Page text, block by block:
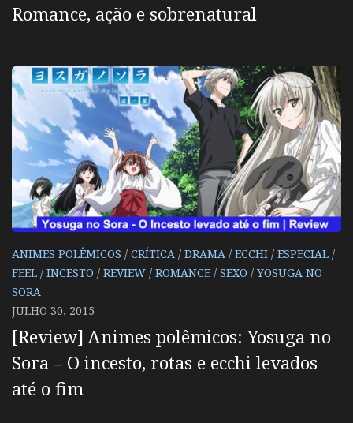
Romance, ação e sobrenatural
ANIMES POLÊMICOS / CRÍTICA / DRAMA / ECCHI / ESPECIAL /
FEEL / INCESTO / REVIEW / ROMANCE / SEXO / YOSUGA NO
SORA
JULHO 30, 2015
[Review] Animes polêmicos: Yosuga no
Sora – O incesto, rotas e ecchi levados
até o fim